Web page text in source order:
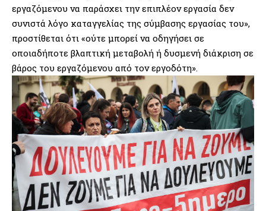
εργαζόμενου να παράσχει την επιπλέον εργασία δεν
συνιστά λόγο καταγγελίας της σύμβασης εργασίας του»,
προστίθεται ότι «ούτε μπορεί να οδηγήσει σε
οποιαδήποτε βλαπτική μεταβολή ή δυσμενή διάκριση σε
βάρος του εργαζόμενου από τον εργοδότη».